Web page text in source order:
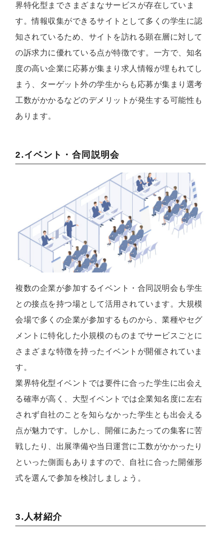
界特化型までさまざまなサービスが存在していま
す。情報収集ができるサイトとして多くの学生に認
知されているため、サイトを訪れる顕在層に対して
の訴求力に優れている点が特徴です。一方で、知名
度の高い企業に応募が集まり求人情報が埋もれてし
まう、ターゲット外の学生からも応募が集まり選考
工数がかかるなどのデメリットが発生する可能性も
あります。
2.イベント・合同説明会
複数の企業が参加するイベント・合同説明会も学生
との接点を持つ場として活用されています。大規模
会場で多くの企業が参加するものから、業種やセグ
メントに特化した小規模のものまでサービスごとに
さまざまな特徴を持ったイベントが開催されていま
す。
業界特化型イベントでは要件に合った学生に出会え
る確率が高く、大型イベントでは企業知名度に左右
されず自社のことを知らなかった学生とも出会える
点が魅力です。しかし、開催にあたっての集客に苦
戦したり、出展準備や当日運営に工数がかかったり
といった側面もありますので、自社に合った開催形
式を選んで参加を検討しましょう。
3.人材紹介